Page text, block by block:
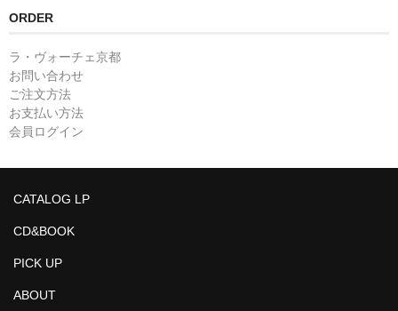
ORDER
ラ・ヴォーチェ京都
お問い合わせ
ご注文方法
お支払い方法
会員ログイン
CATALOG LP
CD&BOOK
PICK UP
ABOUT